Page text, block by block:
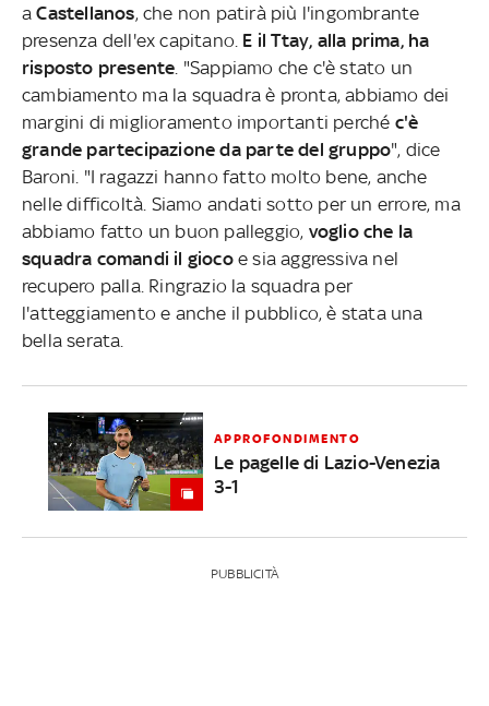
aCastellanos, che non patirà più l'ingombrante
presenza dell'ex capitano. E il Ttay, alla prima, ha
risposto presente . "Sappiamo che c'è stato un
cambiamento ma la squadra è pronta, abbiamo dei
margini di miglioramento importanti perché c'è
grande partecipazione da parte del gruppo", dice
Baroni. "I ragazzi hanno fatto molto bene, anche
nelle difficoltà. Siamo andati sotto per un errore, ma
abbiamo fatto un buon palleggio, voglio che la
squadra comandi il giocoe sia aggressiva nel
recupero palla. Ringrazio la squadra per
l'atteggiamento e anche il pubblico, è stata una
bella serata.
APPROFONDIMENTO
Le pagelle di Lazio-Venezia
3-1
PUBBLICITÀ